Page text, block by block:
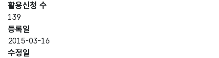
활용신청 수
139
등록일
2015-03-16
수정일